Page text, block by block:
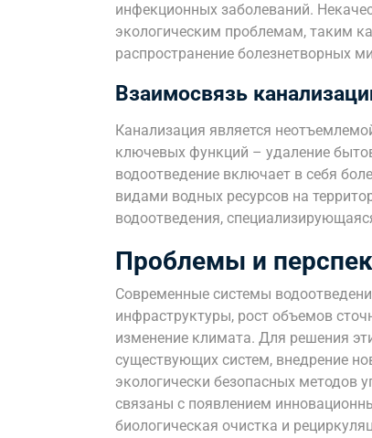
инфекционных заболеваний.
экологическим проблемам, таким
распространение болезнетворных
Взаимосвязь
Канализация является
ключевых функций – удаление
водоотведение включает в себя
видами водных ресурсов на
водоотведения,
Проблемы и
Современные системы
инфраструктуры, рост объемов
изменение климата. Для решения
существующих систем, внедрение
экологически безопасных методов
связаны с появлением
биологическая очистка и